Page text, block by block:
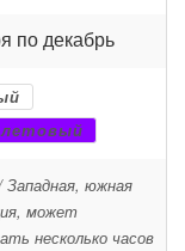
по декабрь
Западная, южная
может
несколько часов